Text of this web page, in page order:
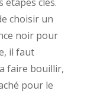
choisir un
noir pour
il faut
faire bouillir,
pour le